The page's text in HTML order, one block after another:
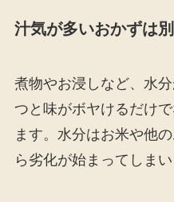
汁気が多いおかずは
煮物やお浸しなど、水
つと味がボヤけるだけ
ます。水分はお米や他
ら劣化が始まってしまい